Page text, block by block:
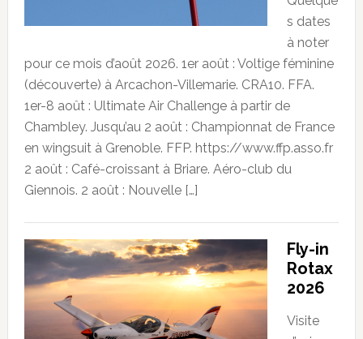
s dates
à noter
pour ce mois d’août 2026. 1er août : Voltige féminine
(découverte) à Arcachon-Villemarie. CRA10. FFA.
1er-8 août : Ultimate Air Challenge à partir de
Chambley. Jusqu’au 2 août : Championnat de France
en wingsuit à Grenoble. FFP. https://www.ffp.asso.fr
2 août : Café-croissant à Briare. Aéro-club du
Giennois. 2 août : Nouvelle […]
Fly-in
Rotax
2026
Visite